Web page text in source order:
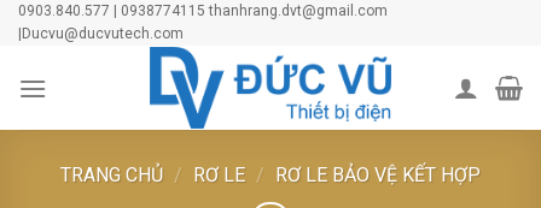
Skip0903.840.577 | 0938774115 thanhrang.dvt@gmail.com
|Ducvu@ducvutech.com
TRANG CHỦ / RƠ LE / RƠ LE BẢO VỆ KẾT HỢP